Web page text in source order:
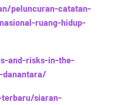
peluncuran-catatan-
ruang-hidup-
and-risks-in-the-
danantara/
siaran-